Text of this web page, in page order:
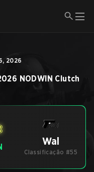
2026
NODWIN Clutch
Wal
Classificação #55